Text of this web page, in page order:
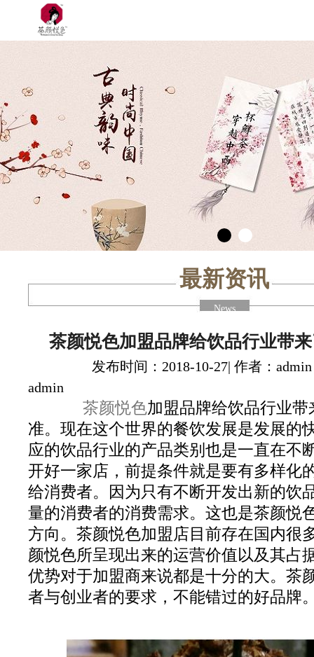
最新资讯
News
茶颜悦色加盟品牌给饮品行业带
发布时间：2018-10-27| 作者：
admin
茶颜悦色加盟品牌给饮品行业带
准。现在这个世界的餐饮发展是发展的
应的饮品行业的产品类别也是一直在不
开好一家店，前提条件就是要有多样化
给消费者。因为只有不断开发出新的饮
量的消费者的消费需求。这也是茶颜悦
方向。茶颜悦色加盟店目前存在国内很
颜悦色所呈现出来的运营价值以及其占
优势对于加盟商来说都是十分的大。茶
者与创业者的要求，不能错过的好品牌